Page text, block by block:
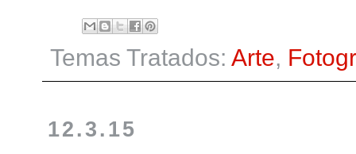
Temas Tratados: Arte,
12.3.15